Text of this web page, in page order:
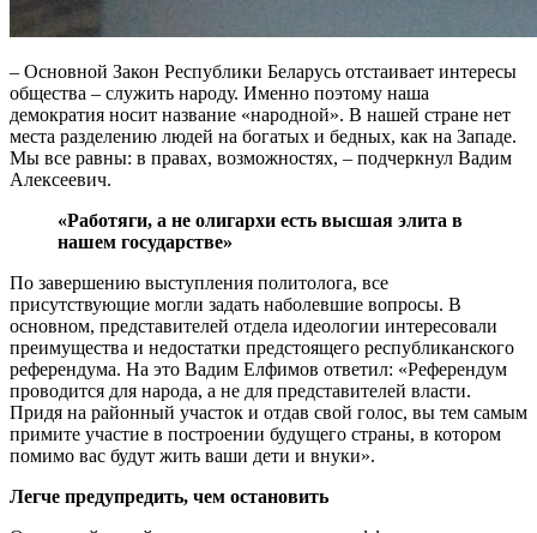
– Основной Закон Республики Беларусь отстаивает интересы
общества – служить народу. Именно поэтому наша
демократия носит название «народной». В нашей стране нет
места разделению людей на богатых и бедных, как на Западе.
Мы все равны: в правах, возможностях, – подчеркнул Вадим
Алексеевич.
«Работяги, а не олигархи есть высшая элита в
нашем государстве»
По завершению выступления политолога, все
присутствующие могли задать наболевшие вопросы. В
основном, представителей отдела идеологии интересовали
преимущества и недостатки предстоящего республиканского
референдума. На это Вадим Елфимов ответил: «Референдум
проводится для народа, а не для представителей власти.
Придя на районный участок и отдав свой голос, вы тем самым
примите участие в построении будущего страны, в котором
помимо вас будут жить ваши дети и внуки».
Легче предупредить, чем остановить